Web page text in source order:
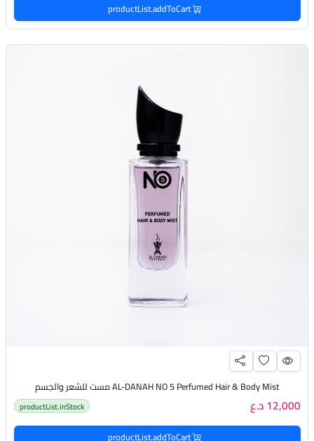
productList.addToCart
AL-DANAH NO 5 Perfumed Hair & Body Mist مست للشعر والجسم
12,000 د.ع productList.inStock
productList.addToCart